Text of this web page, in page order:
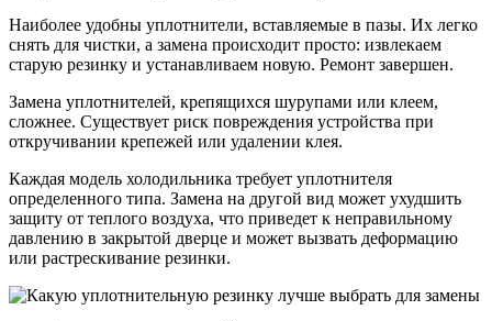
Наиболее удобны уплотнители, вставляемые в пазы. Их легко
снять для чистки, а замена происходит просто: извлекаем
старую резинку и устанавливаем новую. Ремонт завершен.
Замена уплотнителей, крепящихся шурупами или клеем,
сложнее. Существует риск повреждения устройства при
откручивании крепежей или удалении клея.
Каждая модель холодильника требует уплотнителя
определенного типа. Замена на другой вид может ухудшить
защиту от теплого воздуха, что приведет к неправильному
давлению в закрытой дверце и может вызвать деформацию
или растрескивание резинки.